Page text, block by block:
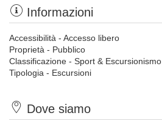
Informazioni
Accessibilità - Accesso libero
Proprietà - Pubblico
Classificazione - Sport & Escursionismo
Tipologia - Escursioni
Dove siamo